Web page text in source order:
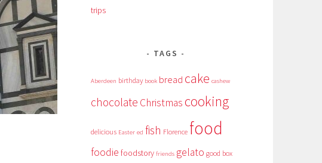
trips
TAGS
Aberdeen birthday book bread cake cashew
chocolate Christmas cooking
delicious Easter ed fish Florence food
foodie foodstory friends gelato good box